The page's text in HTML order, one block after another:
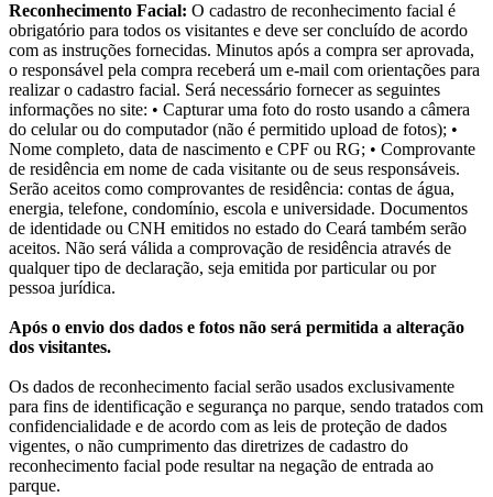
Reconhecimento Facial: O cadastro de reconhecimento facial é
obrigatório para todos os visitantes e deve ser concluído de acordo
com as instruções fornecidas. Minutos após a compra ser aprovada,
o responsável pela compra receberá um e-mail com orientações para
realizar o cadastro facial. Será necessário fornecer as seguintes
informações no site: • Capturar uma foto do rosto usando a câmera
do celular ou do computador (não é permitido upload de fotos); •
Nome completo, data de nascimento e CPF ou RG; • Comprovante
de residência em nome de cada visitante ou de seus responsáveis.
Serão aceitos como comprovantes de residência: contas de água,
energia, telefone, condomínio, escola e universidade. Documentos
de identidade ou CNH emitidos no estado do Ceará também serão
aceitos. Não será válida a comprovação de residência através de
qualquer tipo de declaração, seja emitida por particular ou por
pessoa jurídica.
Após o envio dos dados e fotos não será permitida a alteração
dos visitantes.
Os dados de reconhecimento facial serão usados exclusivamente
para fins de identificação e segurança no parque, sendo tratados com
confidencialidade e de acordo com as leis de proteção de dados
vigentes, o não cumprimento das diretrizes de cadastro do
reconhecimento facial pode resultar na negação de entrada ao
parque.